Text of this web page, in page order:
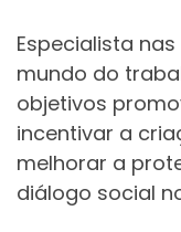
Especialista
mundo do
objetivos
incentivar a
melhorar a
diálogo social